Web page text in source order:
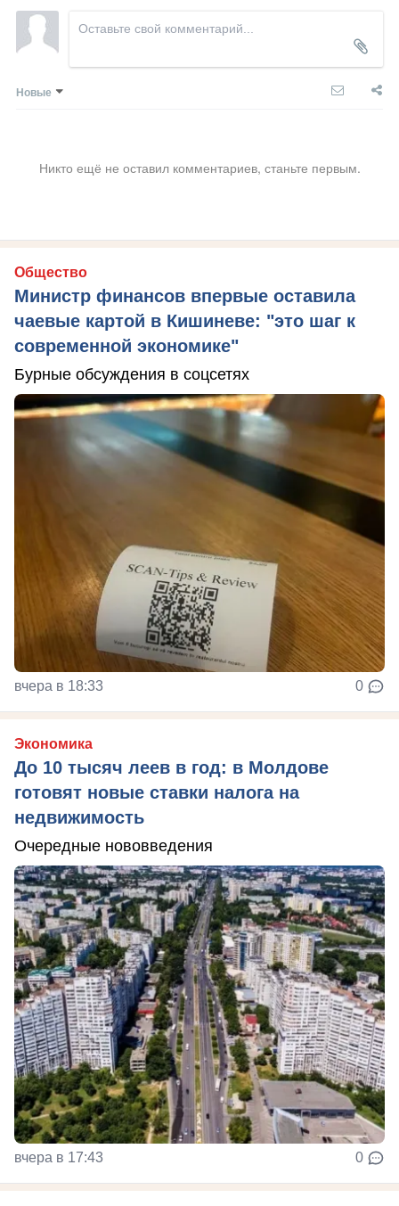
Новые
Никто ещё не оставил комментариев, станьте первым.
Общество
Министр финансов впервые оставила
чаевые картой в Кишиневе: "это шаг к
современной экономике"
Бурные обсуждения в соцсетях
вчера в 18:33 0
Экономика
До 10 тысяч леев в год: в Молдове
готовят новые ставки налога на
недвижимость
Очередные нововведения
вчера в 17:43 0